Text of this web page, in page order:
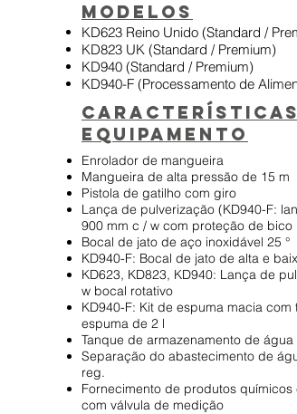
Modelos
KD623 Reino Unido (Standard /
KD823 UK (Standard / Premium)
KD940 (Standard / Premium)
KD940-F (Processamento de
equipamento
Enrolador de mangueira
Mangueira de alta pressão de 15 m
Pistola de gatilho com giro
Lança de pulverização (KD940-F:
900 mm c / w com proteção de bico
Bocal de jato de aço inoxidável 25 °
KD940-F: Bocal de jato de alta e
KD623, KD823, KD940: Lança de
w bocal rotativo
KD940-F: Kit de espuma macia
espuma de 2 l
Tanque de armazenamento de água
Separação do abastecimento de
reg.
Fornecimento de produtos
com válvula de medição